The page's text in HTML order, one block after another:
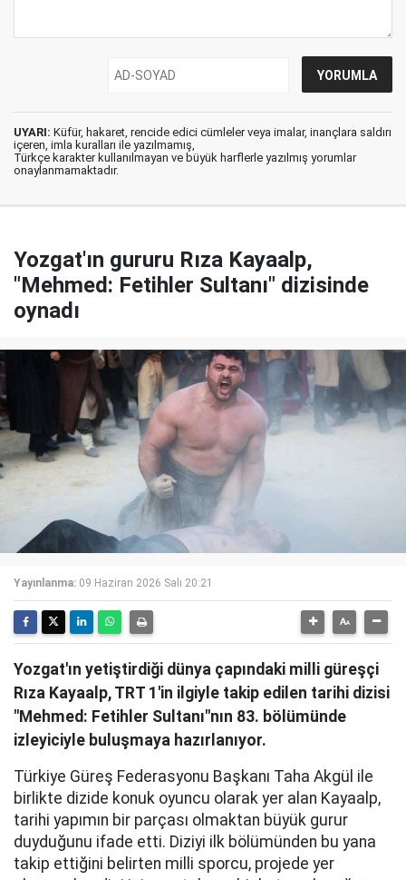
UYARI: Küfür, hakaret, rencide edici cümleler veya imalar, inançlara saldırı
içeren, imla kuralları ile yazılmamış,
Türkçe karakter kullanılmayan ve büyük harflerle yazılmış yorumlar
onaylanmamaktadır.
Yozgat'ın gururu Rıza Kayaalp,
"Mehmed: Fetihler Sultanı" dizisinde
oynadı
Yayınlanma: 09 Haziran 2026 Salı 20:21
Yozgat'ın yetiştirdiği dünya çapındaki milli güreşçi
Rıza Kayaalp, TRT 1'in ilgiyle takip edilen tarihi dizisi
"Mehmed: Fetihler Sultanı"nın 83. bölümünde
izleyiciyle buluşmaya hazırlanıyor.
Türkiye Güreş Federasyonu Başkanı Taha Akgül ile
birlikte dizide konuk oyuncu olarak yer alan Kayaalp,
tarihi yapımın bir parçası olmaktan büyük gurur
duyduğunu ifade etti. Diziyi ilk bölümünden bu yana
takip ettiğini belirten milli sporcu, projede yer